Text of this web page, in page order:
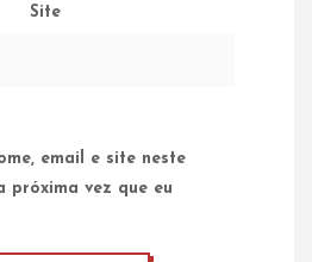
Site
email e site neste
próxima vez que eu